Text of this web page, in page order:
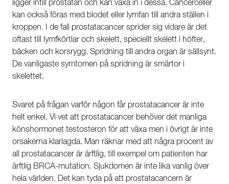
ligger intill prostatan och kan växa in i dessa. Cancerceller
kan också föras med blodet eller lymfan till andra ställen i
kroppen. I de fall prostatacancer sprider sig vidare är det
oftast till lymfkörtlar och skelett, speciellt skelett i höfter,
bäcken och korsrygg. Spridning till andra organ är sällsynt.
De vanligaste symtomen på spridning är smärtor i
skelettet.
Svaret på frågan varför någon får prostatacancer är inte
helt enkel. Vi vet att prostatacancer behöver det manliga
könshormonet testosteron för att växa men i övrigt är inte
orsakerna klarlagda. Man räknar med att några procent av
all prostatacancer är ärftlig, till exempel om patienten har
ärftlig BRCA-mutation. Sjukdomen är inte lika vanlig över
hela världen. Det kan tyda på att prostatacancern är